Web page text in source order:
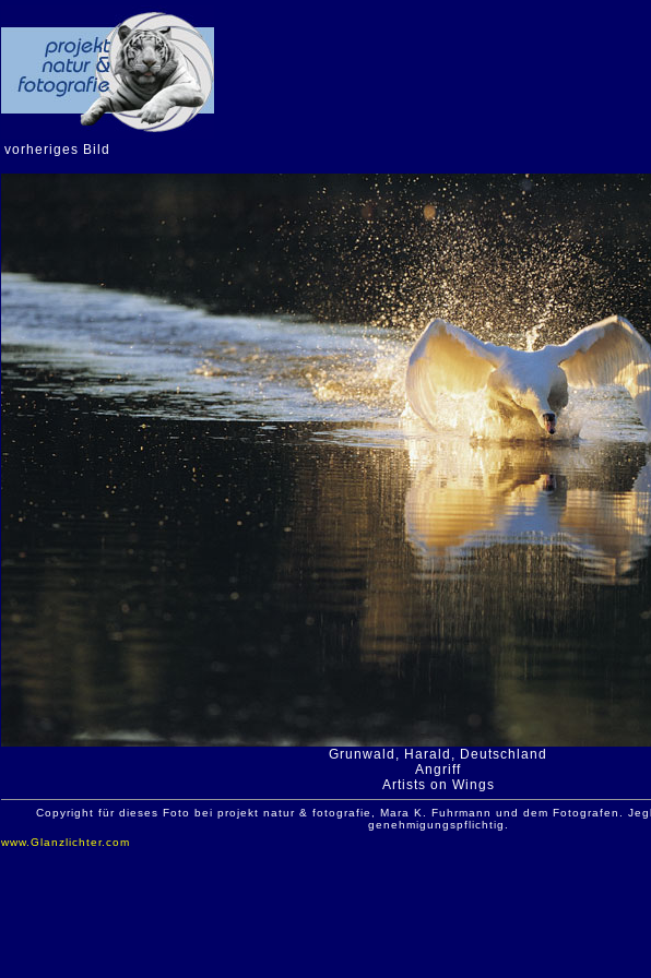
vorheriges Bild
Grunwald, Harald, Deutschland
Angriff
Artists on Wings
Copyright für dieses Foto bei projekt natur & fotografie, Mara K. Fuhrmann und dem Fotografen.
genehmigungspflichtig.
www.Glanzlichter.com